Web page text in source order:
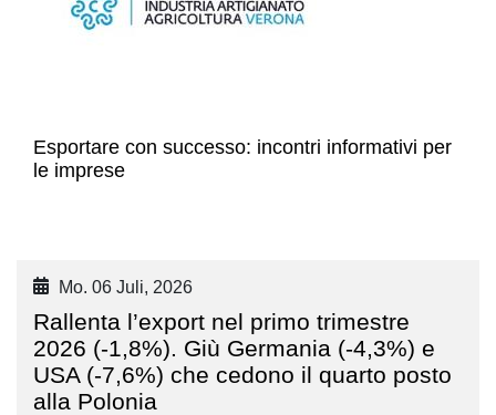
Esportare con successo: incontri informativi per
le imprese
Mo. 06 Juli, 2026
Rallenta l’export nel primo trimestre
2026 (-1,8%). Giù Germania (-4,3%) e
USA (-7,6%) che cedono il quarto posto
alla Polonia